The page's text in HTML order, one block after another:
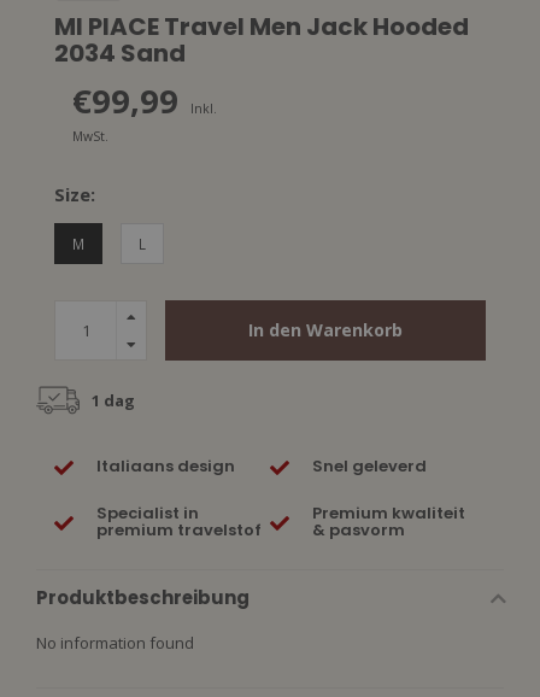
MI PIACE Travel Men Jack Hooded
2034 Sand
€99,99
Inkl.
MwSt.
Size:
M L
In den Warenkorb
1 dag
Italiaans design Snel geleverd
Specialist in
premium travelstof
Premium kwaliteit
& pasvorm
Produktbeschreibung
No information found